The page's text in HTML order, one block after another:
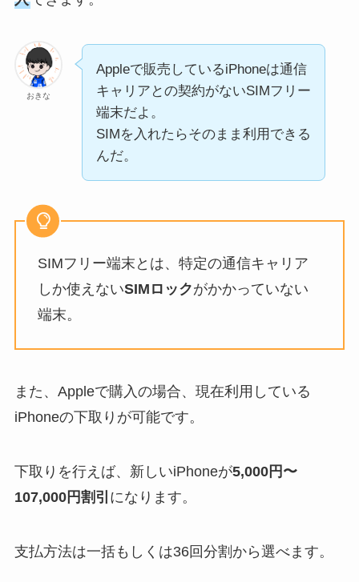
おきな
Appleで販売しているiPhoneは通信
キャリアとの契約がないSIMフリー
端末だよ。
SIMを入れたらそのまま利用できる
んだ。
SIMフリー端末とは、特定の通信キャリア
しか使えないSIMロックがかかっていない
端末。
また、Appleで購入の場合、現在利用している
iPhoneの下取りが可能です。
下取りを行えば、新しいiPhoneが5,000円〜
107,000円割引 になります。
支払方法は一括もしくは36回分割から選べます。